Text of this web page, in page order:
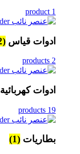
1 product
ادوات قياس (2)
2 products
ادوات كهربائية
19 products
بطاريات (1)